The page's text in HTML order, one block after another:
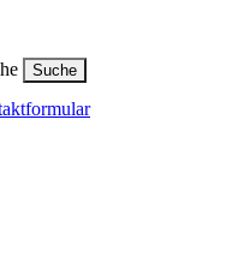
Suche